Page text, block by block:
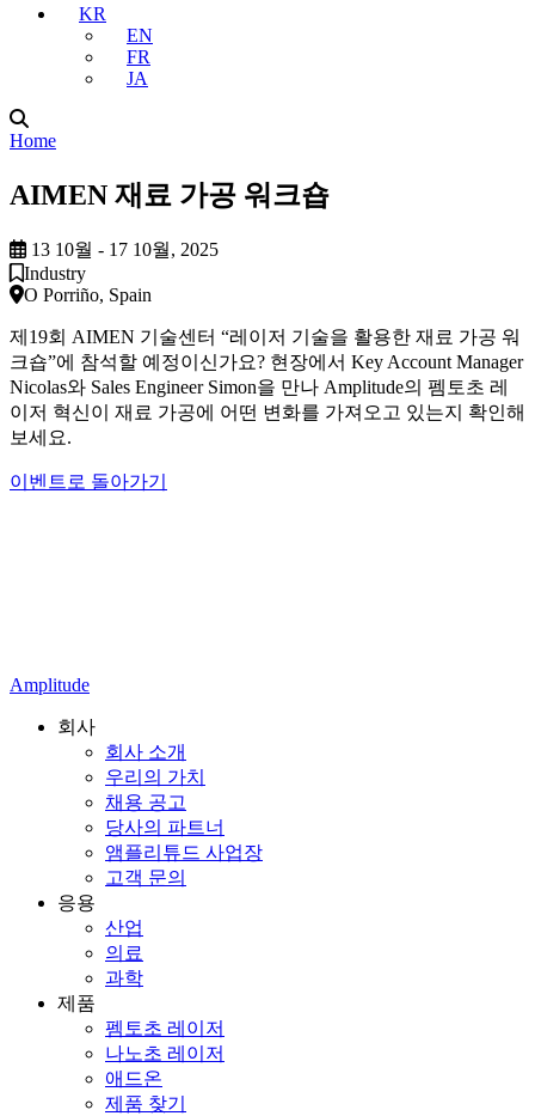
KR
EN
FR
JA
Home
AIMEN 재료 가공 워크숍
13 10월 - 17 10월, 2025
Industry
O Porriño, Spain
제19회 AIMEN 기술센터 “레이저 기술을 활용한 재료 가공 워
크숍”에 참석할 예정이신가요? 현장에서 Key Account Manager
Nicolas와 Sales Engineer Simon을 만나 Amplitude의 펨토초 레
이저 혁신이 재료 가공에 어떤 변화를 가져오고 있는지 확인해
보세요.
이벤트로 돌아가기
Amplitude
회사
회사 소개
우리의 가치
채용 공고
당사의 파트너
앰플리튜드 사업장
고객 문의
응용
산업
의료
과학
제품
펨토초 레이저
나노초 레이저
애드온
제품 찾기